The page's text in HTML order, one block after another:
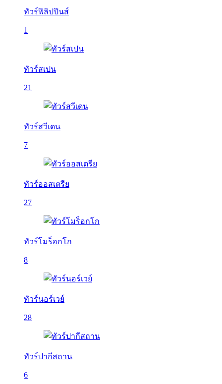
ทัวร์ฟิลิปปินส์
1
ทัวร์สเปน
21
ทัวร์สวีเดน
7
ทัวร์ออสเตรีย
27
ทัวร์โมร็อกโก
8
ทัวร์นอร์เวย์
28
ทัวร์ปากีสถาน
6